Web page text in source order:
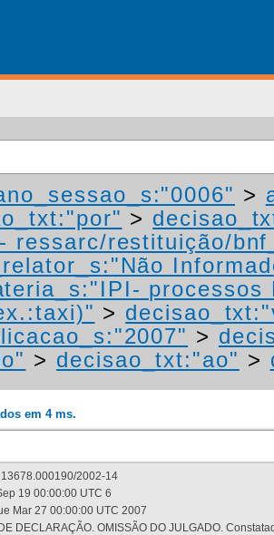
>
>
ressarc/restituição/
processos
>
>
> decisao_txt:"ao" >
em 4 ms.
13678.000190/2002-14
19 00:00:00 UTC 6
Mar 27 00:00:00 UTC 2007
DECLARAÇÃO. OMISSÃO DO JULGADO.